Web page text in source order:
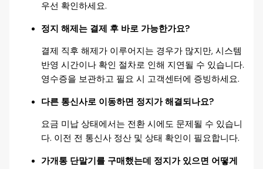
우선 확인하세요.
정지 해제는 결제 후 바로 가능한가요?
결제 직후 해제가 이루어지는 경우가 많지만, 시스템
반영 시간이나 확인 절차로 인해 지연될 수 있습니다.
영수증을 보관하고 필요 시 고객센터에 증빙하세요.
다른 통신사로 이동하면 정지가 해결되나요?
요금 미납 상태에서는 전환 시에도 문제될 수 있습니
다. 이전 전 통신사 정산 및 상태 확인이 필요합니다.
가개통 단말기를 구매했는데 정지가 있으면 어떻게